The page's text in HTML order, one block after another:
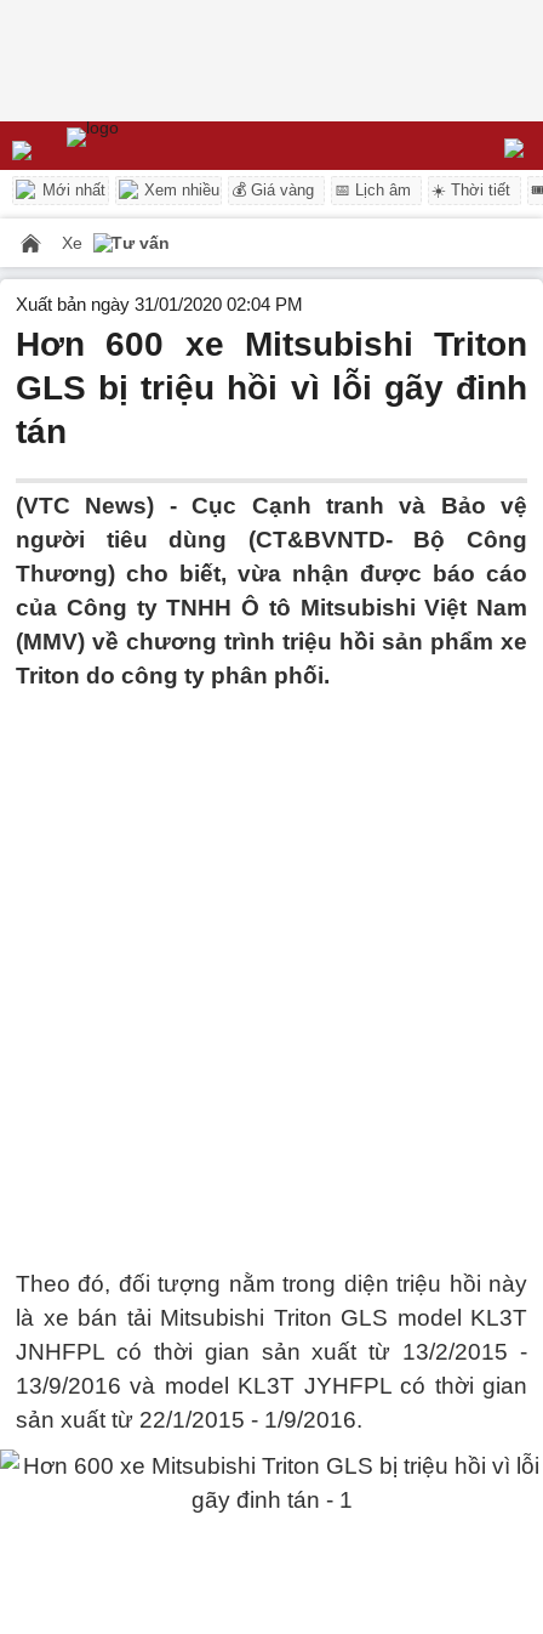
Mới nhất Xem nhiều 💰 Giá vàng 📅 Lịch âm ☀️ Thời tiết
Xe Tư vấn
Xuất bản ngày 31/01/2020 02:04 PM
Hơn 600 xe Mitsubishi Triton
GLS bị triệu hồi vì lỗi gãy đinh
tán
(VTC News) -Cục Cạnh tranh và Bảo vệ
người tiêu dùng (CT&BVNTD- Bộ Công
Thương) cho biết, vừa nhận được báo cáo
của Công ty TNHH Ô tô Mitsubishi Việt Nam
(MMV) về chương trình triệu hồi sản phẩm xe
Triton do công ty phân phối.
Theo đó, đối tượng nằm trong diện triệu hồi này
là xe bán tải Mitsubishi Triton GLS model KL3T
JNHFPL có thời gian sản xuất từ 13/2/2015 -
13/9/2016 và model KL3T JYHFPL có thời gian
sản xuất từ 22/1/2015 - 1/9/2016.